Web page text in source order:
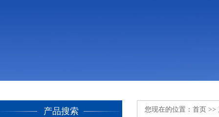
产品搜索 您现在的位置： 首页 >>